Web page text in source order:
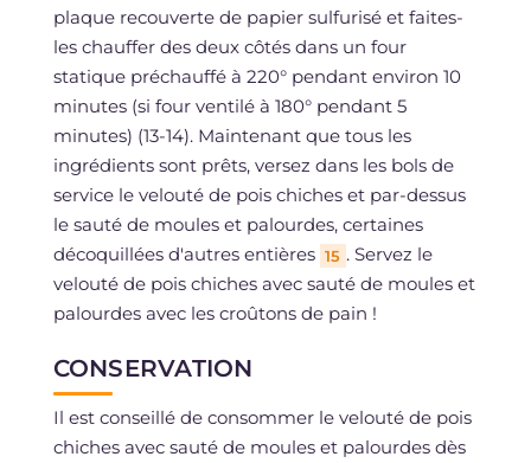
plaque recouverte de papier sulfurisé et faites-
les chauffer des deux côtés dans un four
statique préchauffé à 220° pendant environ 10
minutes (si four ventilé à 180° pendant 5
minutes) (13-14). Maintenant que tous les
ingrédients sont prêts, versez dans les bols de
service le velouté de pois chiches et par-dessus
le sauté de moules et palourdes, certaines
décoquillées d'autres entières 15 . Servez le
velouté de pois chiches avec sauté de moules et
palourdes avec les croûtons de pain !
CONSERVATION
Il est conseillé de consommer le velouté de pois
chiches avec sauté de moules et palourdes dès